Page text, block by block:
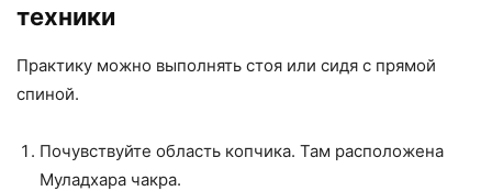
техники
Практику можно выполнять стоя или сидя с прямой
спиной.
Почувствуйте область копчика. Там расположена
Муладхара чакра.